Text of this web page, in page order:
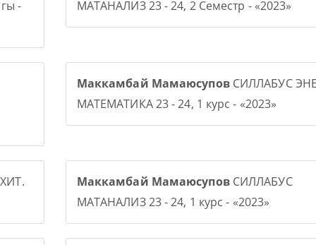
- МАТАНАЛИЗ 23 - 24, 2 Семестр - «2023»
Маккамбай МамаюсуповСИЛЛАБУС
МАТЕМАТИКА 23 - 24, 1 курс - «2023»
Маккамбай МамаюсуповСИЛЛАБУС
МАТАНАЛИЗ 23 - 24, 1 курс - «2023»